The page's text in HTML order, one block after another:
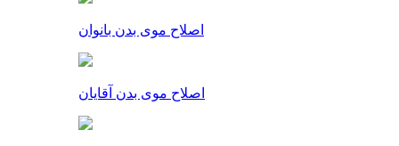
اصلاح موی بدن بانوان
اصلاح موی بدن آقایان